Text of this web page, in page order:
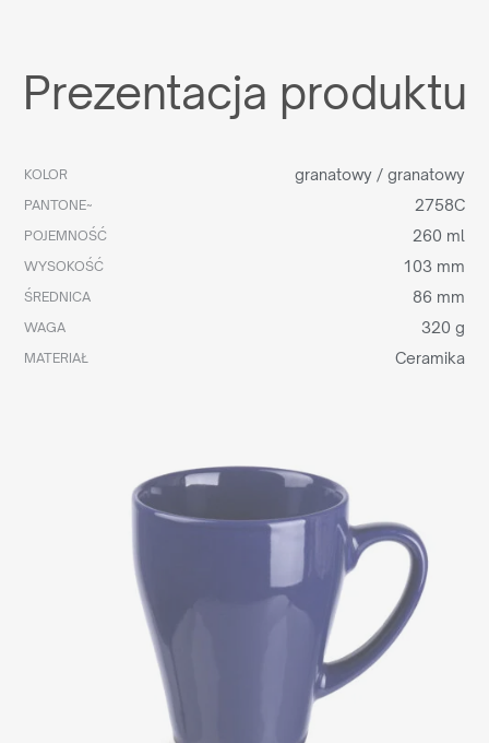
Prezentacja produktu
KOLOR granatowy / granatowy
PANTONE~ 2758C
POJEMNOŚĆ 260 ml
WYSOKOŚĆ 103 mm
ŚREDNICA 86 mm
WAGA 320 g
MATERIAŁ Ceramika